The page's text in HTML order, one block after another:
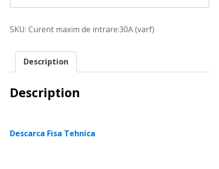
SKU: Curent maxim de intrare:30A (varf)
Description
Description
Descarca Fisa Tehnica